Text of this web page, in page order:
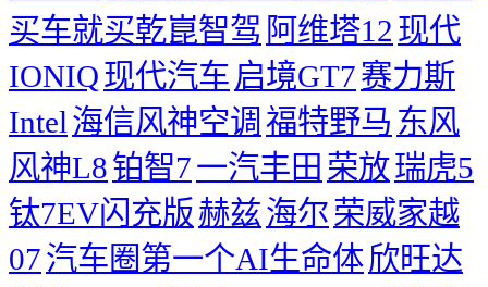
买车就买乾崑智驾 阿维塔12 现代
IONIQ现代汽车 启境GT7赛力斯
Intel 海信风神空调 福特野马 东风
风神L8铂智7一汽丰田 荣放瑞虎5
钛7EV闪充版赫兹海尔荣威家越
07汽车圈第一个AI生命体欣旺达